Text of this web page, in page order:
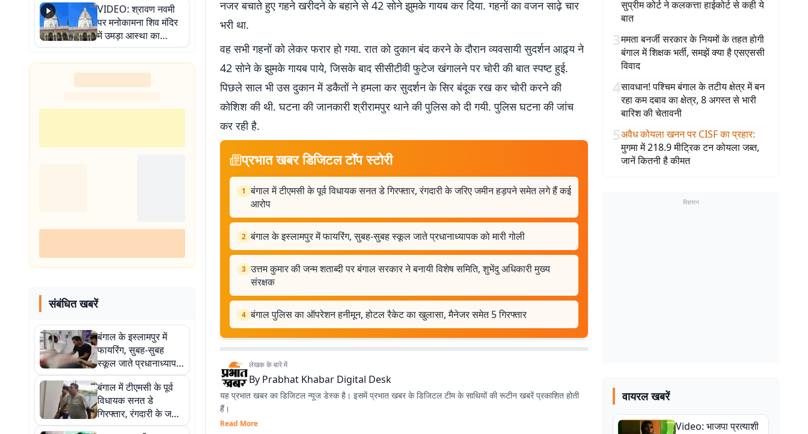
VIDEO: श्रावण नवमी
पर मनोकामना शिव मंदिर
में उमड़ा आस्था का
सैलाब, हर-हर महादेव के
जयघोष से गूंजा परिसर
संबंधित खबरें
बंगाल के इस्लामपुर में
फायरिंग, सुबह-सुबह
स्कूल जाते प्रधानाध्यापक
को मारी गोली
बंगाल में टीएमसी के पूर्व
विधायक सनत डे
गिरफ्तार, रंगदारी के जरिए
जमीन हड़पने समेत लगे हैं
नजर बचाते हुए गहने खरीदने के बहाने से 42 सोने झुमके गायब कर दिया. गहनों का वजन साढ़े चार
भरी था.
वह सभी गहनों को लेकर फरार हो गया. रात को दुकान बंद करने के दौरान व्यवसायी सुदर्शन आढ़्य ने
42 सोने के झुमके गायब पाये, जिसके बाद सीसीटीवी फुटेज खंगालने पर चोरी की बात स्पष्ट हुई.
पिछले साल भी उस दुकान में डकैतों ने हमला कर सुदर्शन के सिर बंदूक रख कर चोरी करने की
कोशिश की थी. घटना की जानकारी श्रीरामपुर थाने की पुलिस को‍ दी गयी. पुलिस घटना की जांच
कर रही है.
प्रभात खबर डिजिटल टॉप स्टोरी
1 बंगाल में टीएमसी के पूर्व विधायक सनत डे गिरफ्तार, रंगदारी के जरिए जमीन हड़पने समेत लगे हैं कई
आरोप
2 बंगाल के इस्लामपुर में फायरिंग, सुबह-सुबह स्कूल जाते प्रधानाध्यापक को मारी गोली
3 उत्तम कुमार की जन्म शताब्दी पर बंगाल सरकार ने बनायी विशेष समिति, शुभेंदु अधिकारी मुख्य
संरक्षक
4 बंगाल पुलिस का ऑपरेशन हनीमून, होटल रैकेट का खुलासा, मैनेजर समेत 5 गिरफ्तार
लेखक के बारे में
By Prabhat Khabar Digital Desk
यह प्रभात खबर का डिजिटल न्यूज डेस्क है। इसमें प्रभात खबर के डिजिटल टीम के साथियों की रूटीन खबरें प्रकाशित होती
हैं।
Read More
सुप्रीम कोर्ट ने कलकत्ता हाईकोर्ट से कही ये
बात
3ममता बनर्जी सरकार के नियमों के तहत होगी
बंगाल में शिक्षक भर्ती, समझें क्या है एसएससी
विवाद
4सावधान! पश्चिम बंगाल के तटीय क्षेत्र में बन
रहा कम दबाव का क्षेत्र, 8 अगस्त से भारी
बारिश की चेतावनी
5अवैध कोयला खनन पर CISF का प्रहार:
मुगमा में 218.9 मीट्रिक टन कोयला जब्त,
जानें कितनी है कीमत
विज्ञापन
वायरल खबरें
Video: भाजपा प्रत्याशी